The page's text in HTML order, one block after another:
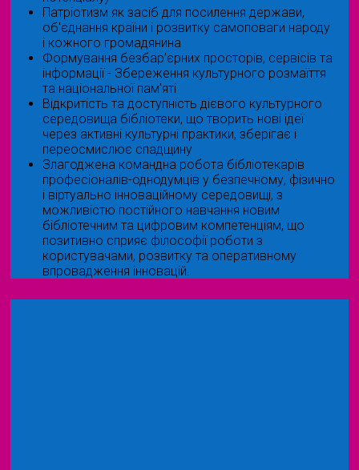
Патріотизм як засіб для посилення держави,
об'єднання країни і розвитку самоповаги народу
і кожного громадянина
Формування безбар’єрних просторів, сервісів та
інформації - Збереження культурного розмаїття
та національної пам’яті
Відкритість та доступність дієвого культурного
середовища бібліотеки, що творить нові ідеї
через активні культурні практики, зберігає і
переосмислює спадщину
Злагоджена командна робота бібліотекарів
професіоналів-однодумців у безпечному, фізично
і віртуально інноваційному середовищі, з
можливістю постійного навчання новим
бібліотечним та цифровим компетенціям, що
позитивно сприяє філософії роботи з
користувачами, розвитку та оперативному
впровадження інновацій.